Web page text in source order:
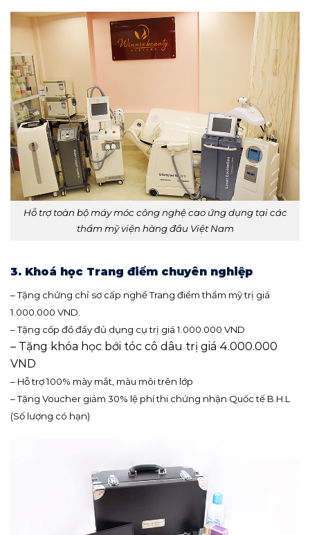
Hỗ trợ toàn bộ máy móc công nghệ cao ứng dụng tại các
thẩm mỹ viện hàng đầu Việt Nam
3. Khoá học Trang điểm chuyên nghiệp
– Tặng chứng chỉ sơ cấp nghề Trang điểm thẩm mỹ trị giá
1.000.000 VND.
– Tặng cốp đồ đầy đủ dụng cụ trị giá 1.000.000 VND
– Tặng khóa học bới tóc cô dâu trị giá 4.000.000
VND
– Hỗ trợ 100% mày mắt, màu môi trên lớp
– Tặng Voucher giảm 30% lệ phí thi chứng nhận Quốc tế B.H.L
(Số lượng có hạn)